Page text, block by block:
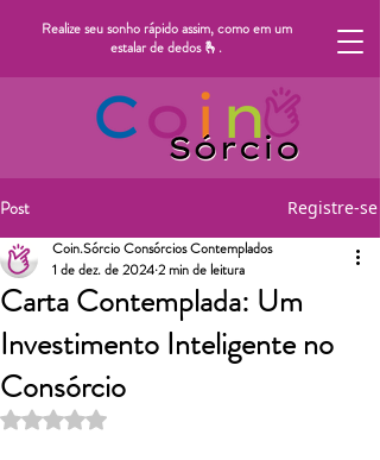
Realize seu sonho rápido assim, como em um
estalar de dedos 🫰.
Post Registre-se
Carta Contemplada: Um
Investimento Inteligente no
Consórcio
Coin.Sórcio Consórcios Contemplados
1 de dez. de 20242 min de leitura
Avaliado com NaN de 5 estrelas.